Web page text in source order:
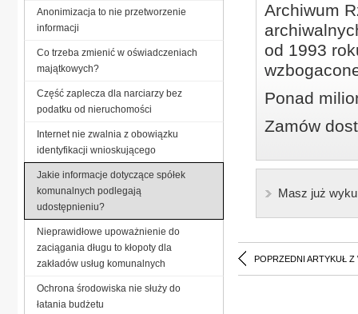
Archiwum
od 1993
Ponad
Zamów
Masz już
POPRZEDNI ARTYKUŁ Z
Anonimizacja to nie przetworzenie
informacji
Co trzeba zmienić w oświadczeniach
majątkowych?
Część zaplecza dla narciarzy bez
podatku od nieruchomości
Internet nie zwalnia z obowiązku
identyfikacji wnioskującego
Jakie informacje dotyczące spółek
komunalnych podlegają
udostępnieniu?
Nieprawidłowe upoważnienie do
zaciągania długu to kłopoty dla
zakładów usług komunalnych
Ochrona środowiska nie służy do
łatania budżetu